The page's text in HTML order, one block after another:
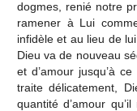
dogmes, renié notre
ramener à Lui
infidèle et au lieu de
Dieu va de nouveau
et d’amour jusqu’à
traite délicatement,
quantité d’amour